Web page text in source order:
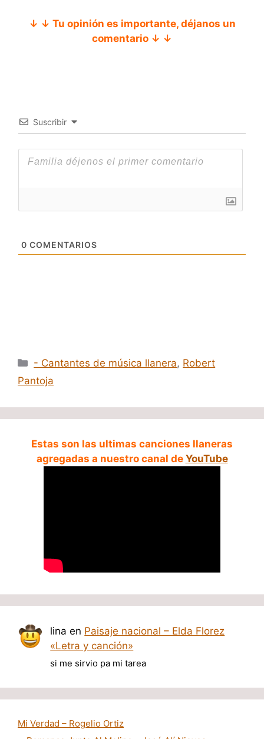
↓ ↓ Tu opinión es importante, déjanos un
comentario ↓ ↓
Suscribir
0 COMENTARIOS
Categorías
- Cantantes de música llanera, Robert
Pantoja
Estas son las ultimas canciones llaneras
agregadas a nuestro canal de YouTube
lina en Paisaje nacional – Elda Florez
«Letra y canción»
si me sirvio pa mi tarea
Mi Verdad – Rogelio Ortiz